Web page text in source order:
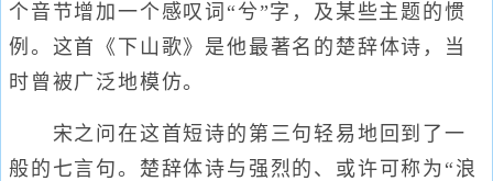
个音节增加一个感叹词“兮”字，及某些主题的惯
例。这首《下山歌》是他最著名的楚辞体诗，当
时曾被广泛地模仿。
宋之问在这首短诗的第三句轻易地回到了一
般的七言句。楚辞体诗与强烈的、或许可称为“浪